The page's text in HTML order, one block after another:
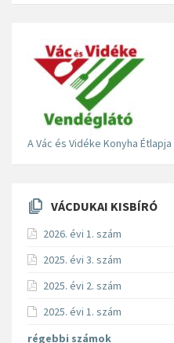
A Vác és Vidéke Konyha Étlapja
VÁCDUKAI KISBÍRÓ
2026. évi 1. szám
2025. évi 3. szám
2025. évi 2. szám
2025. évi 1. szám
régebbi számok